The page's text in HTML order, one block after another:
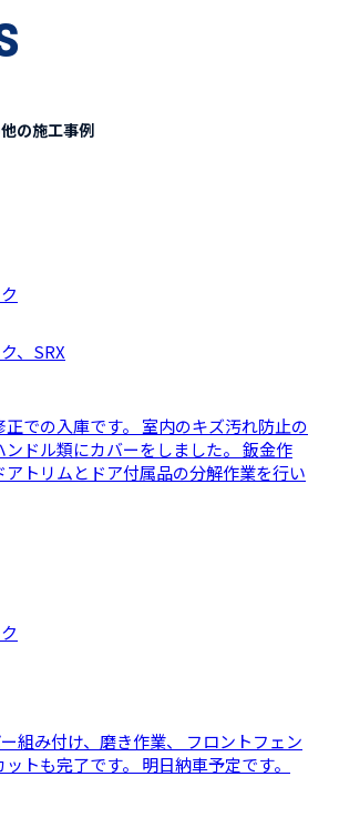
の施工事例
、SRX
での入庫です。 室内のキズ汚れ防止の
ドル類にカバーをしました。 鈑金作
アトリムとドア付属品の分解作業を行い
み付け、磨き作業、 フロントフェン
トも完了です。 明日納車予定です。